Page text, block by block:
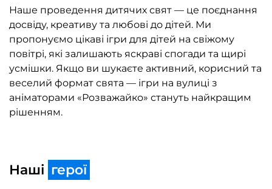
Наше проведення дитячих свят — це поєднання
досвіду, креативу та любові до дітей. Ми
пропонуємо цікаві ігри для дітей на свіжому
повітрі, які залишають яскраві спогади та щирі
усмішки. Якщо ви шукаєте активний, корисний та
веселий формат свята — ігри на вулиці з
аніматорами «Розважайко» стануть найкращим
рішенням.
Наші герої